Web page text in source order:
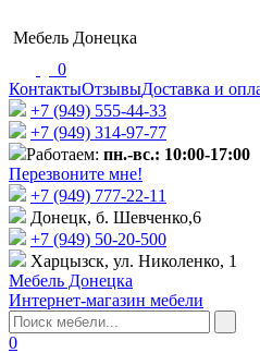
Мебель Донецка
0
КонтактыОтзывыДоставка и
+7 (949) 555-44-33
+7 (949) 314-97-77
Работаем: пн.-вс.: 10:00-17:00
Перезвоните мне!
+7 (‎949) 777-22-11
Донецк, б. Шевченко,6
+7 (949) 50-20-500
Харцызск, ул. Николенко, 1
Мебель Донецка
Интернет-магазин мебели
0